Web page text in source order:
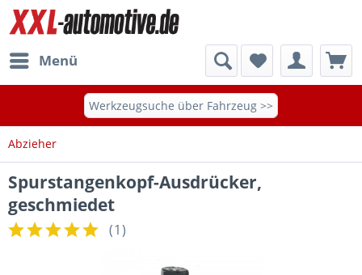
Menü
Werkzeugsuche über Fahrzeug >>
Abzieher
Spurstangenkopf-Ausdrücker,
geschmiedet
(1)